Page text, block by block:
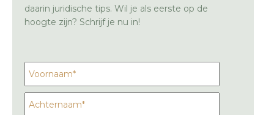
daarin juridische tips. Wil je als eerste op de
hoogte zijn? Schrijf je nu in!